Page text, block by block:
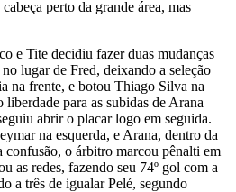
perto da grande área, mas
e Tite decidiu fazer duas mudanças
lugar de Fred, deixando a seleção
na frente, e botou Thiago Silva na
para as subidas de Arana
abrir o placar logo em seguida.
na esquerda, e Arana, dentro da
confusão, o árbitro marcou pênalti em
as redes, fazendo seu 74º gol com a
a três de igualar Pelé, segundo